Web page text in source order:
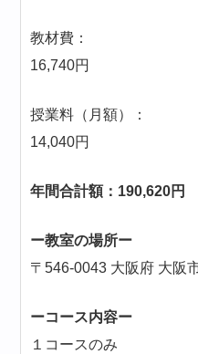
教材費：
16,740円
授業料（月額）：
14,040円
年間合計額：190,620円
ー教室の場所ー
〒546-0043 大阪府 大阪
ーコース内容ー
１コースのみ